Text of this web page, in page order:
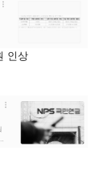
인상